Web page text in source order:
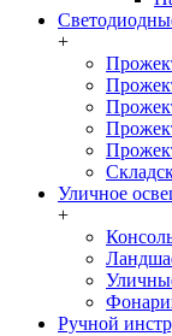
+
Уличное
+
Ручной